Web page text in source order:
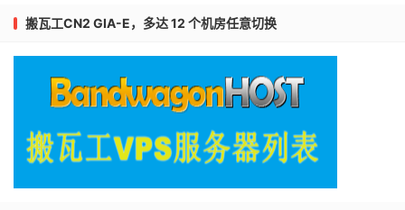
搬瓦工CN2 GIA-E，多达 12 个机房任意切换